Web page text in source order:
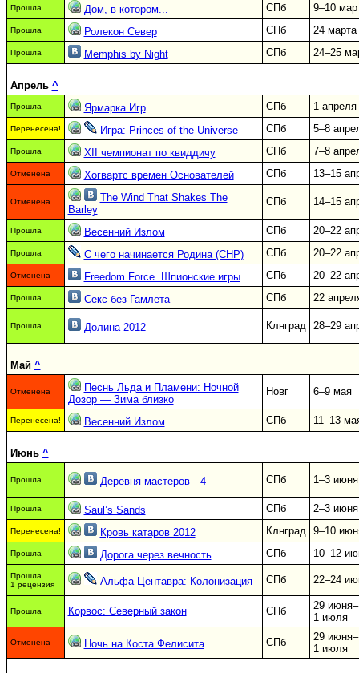
Прошла Дом, в котором... СПб 9–10
Прошла Ролекон Север СПб 24 марта
Прошла Memphis by Night СПб 24–25
Апрель ^
Прошла Ярмарка Игр СПб 1 апреля
Перенесена! Игра: Princes of the Universe СПб 5–8
Прошла XII чемпионат по квиддичу СПб 7–8
Отменена Хогвартс времен Основателей СПб 13–15
Отменена
The Wind That Shakes The
Barley
СПб 14–15
Прошла Весенний Излом СПб 20–22
Прошла С чего начинается Родина (СНР) СПб 20–22
Отменена Freedom Force. Шпионские игры СПб 20–22
Прошла Секс без Гамлета СПб 22
Прошла Долина 2012 Клнград 28–29
Май ^
Отменена
Песнь Льда и Пламени: Ночной
Дозор — Зима близко
Новг 6–9 мая
Перенесена! Весенний Излом СПб 11–13
Июнь ^
Прошла Деревня мастеров—4 СПб 1–3 июня
Прошла Saul’s Sands СПб 2–3 июня
Перенесена! Кровь катаров 2012 Клнград 9–10
Прошла Дорога через вечность СПб 10–12
Прошла
1 рецензия
Альфа Центавра: Колонизация СПб 22–24
Прошла Корвос: Северный закон СПб
29 июня–
1 июля
Отменена Ночь на Коста Фелисита СПб
29 июня–
1 июля